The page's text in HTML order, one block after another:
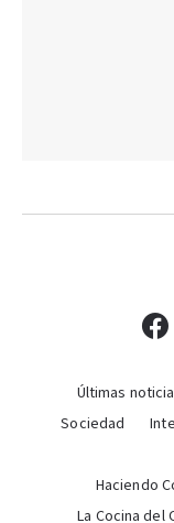
Últimas
Sociedad
Haciendo
La Cocina del